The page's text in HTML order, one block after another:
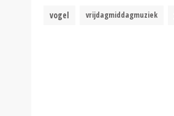
vogel vrijdagmiddagmuziek